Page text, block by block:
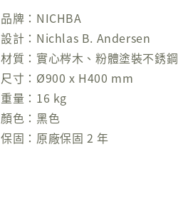
品牌：NICHBA
設計：Nichlas B. Andersen
材質：實心梣木、粉體塗裝不銹鋼
尺寸：Ø900 x H400 mm
重量：16 kg
顏色：黑色
保固：原廠保固 2 年